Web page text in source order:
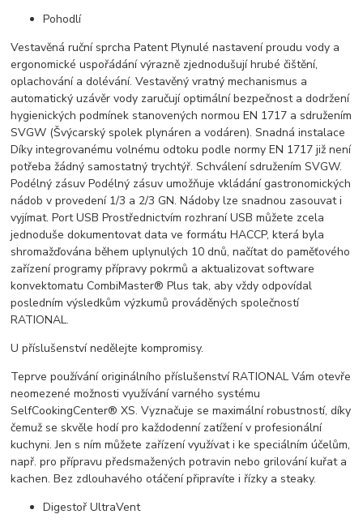
Pohodlí
Vestavěná ruční sprcha Patent Plynulé nastavení proudu vody a
ergonomické uspořádání výrazně zjednodušují hrubé čištění,
oplachování a dolévání. Vestavěný vratný mechanismus a
automatický uzávěr vody zaručují optimální bezpečnost a dodržení
hygienických podmínek stanovených normou EN 1717 a sdružením
SVGW (Švýcarský spolek plynáren a vodáren). Snadná instalace
Díky integrovanému volnému odtoku podle normy EN 1717 již není
potřeba žádný samostatný trychtýř. Schválení sdružením SVGW.
Podélný zásuv Podélný zásuv umožňuje vkládání gastronomických
nádob v provedení 1/3 a 2/3 GN. Nádoby lze snadnou zasouvat i
vyjímat. Port USB Prostřednictvím rozhraní USB můžete zcela
jednoduše dokumentovat data ve formátu HACCP, která byla
shromažďována během uplynulých 10 dnů, načítat do paměťového
zařízení programy přípravy pokrmů a aktualizovat software
konvektomatu CombiMaster® Plus tak, aby vždy odpovídal
posledním výsledkům výzkumů prováděných společností
RATIONAL.
U příslušenství nedělejte kompromisy.
Teprve používání originálního příslušenství RATIONAL Vám otevře
neomezené možnosti využívání varného systému
SelfCookingCenter® XS. Vyznačuje se maximální robustností, díky
čemuž se skvěle hodí pro každodenní zatížení v profesionální
kuchyni. Jen s ním můžete zařízení využívat i ke speciálním účelům,
např. pro přípravu předsmažených potravin nebo grilování kuřat a
kachen. Bez zdlouhavého otáčení připravíte i řízky a steaky.
Digestoř UltraVent